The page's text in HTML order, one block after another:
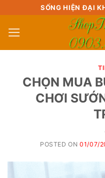
content
SỐNG HIỆN ĐẠI
CHỌN MUA
CHƠI
POSTED ON01/07/